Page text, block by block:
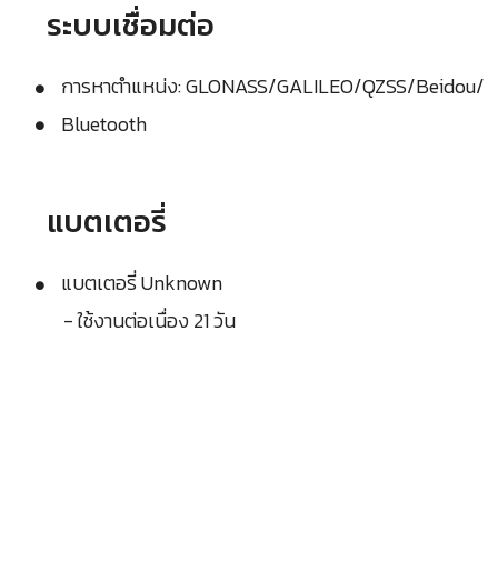
ระบบเชื่อมต่อ
การหาตำแหน่ง: GLONASS/GALILEO/QZSS/Beidou/
Bluetooth
แบตเตอรี่
แบตเตอรี่ Unknown
- ใช้งานต่อเนื่อง 21 วัน